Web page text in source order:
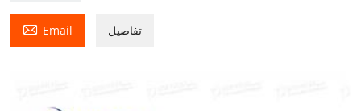
 Email تفاصيل